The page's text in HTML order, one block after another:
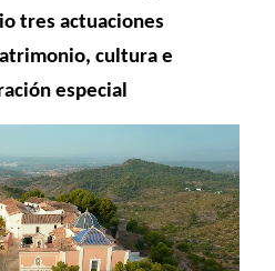
tres actuaciones
cultura e
especial